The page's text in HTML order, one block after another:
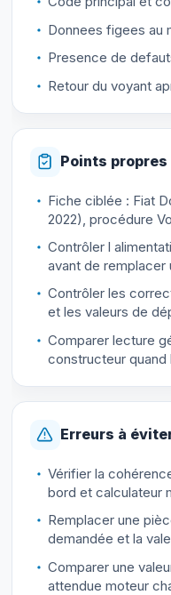
Donnees figees au
Presence de
Retour du voyant
Points
Fiche ciblée : Fiat
2022), procédure
Contrôler l
avant de remplacer
Contrôler les
et les valeurs de
Comparer lecture
constructeur
Erreurs à
Vérifier la
bord et calculateur
Remplacer une
demandée et la
Comparer une
attendue moteur